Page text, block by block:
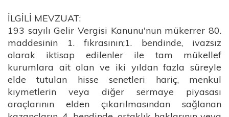
İLGİLİ MEVZUAT:
193 sayılı Gelir Vergisi Kanunu'nun mükerrer 80.
maddesinin 1. fıkrasının;1. bendinde, ivazsız
olarak iktisap edilenler ile tam mükellef
kurumlara ait olan ve iki yıldan fazla süreyle
elde tutulan hisse senetleri hariç, menkul
kıymetlerin veya diğer sermaye piyasası
araçlarının elden çıkarılmasından sağlanan